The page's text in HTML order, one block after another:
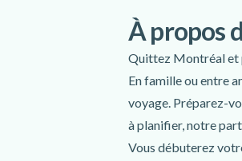
Eau
En-cas
Pique-nique
Crème solaire
Maillot de bain
Serviette
À propos
Quittez Montréal et
En famille ou entre
voyage. Préparez-
à planifier, notre
Vous débuterez